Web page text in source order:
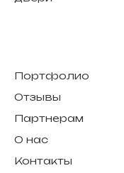
Портфолио
Отзывы
Партнерам
О нас
Контакты